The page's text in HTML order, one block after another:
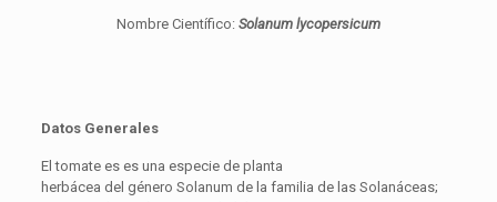
Nombre Científico: Solanum lycopersicum
Datos Generales
El tomate es es una especie de planta
herbácea del género Solanum de la familia de las Solanáceas;